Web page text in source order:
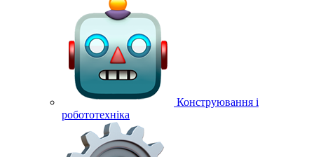
Конструювання і
робототехніка